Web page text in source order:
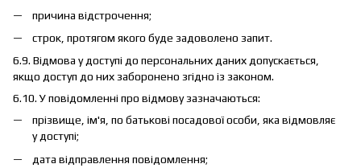
причина відстрочення;
строк, протягом якого буде задоволено запит.
6.9. Відмова у доступі до персональних даних допускається,
якщо доступ до них заборонено згідно із законом.
6.10. У повідомленні про відмову зазначаються:
прізвище, ім'я, по батькові посадової особи, яка відмовляє
у доступі;
дата відправлення повідомлення;